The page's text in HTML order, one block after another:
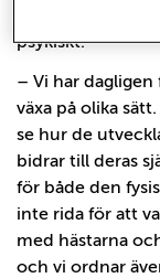
och
psykiskt.
– Vi har
växa på olika
se hur de
bidrar till deras
för både den
inte rida för att
med hästarna
och vi ordnar